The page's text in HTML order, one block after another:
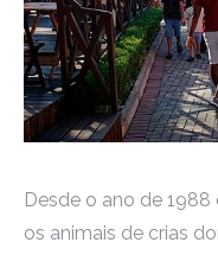
Desde o ano de
os animais de crias